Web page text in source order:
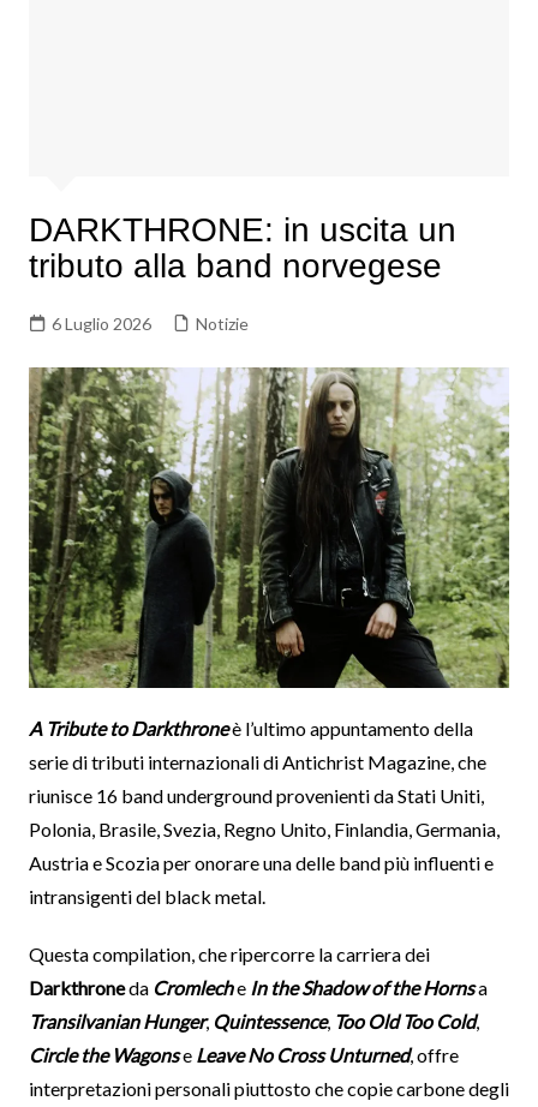
DARKTHRONE: in uscita un
tributo alla band norvegese
6 Luglio 2026 Notizie
A Tribute to Darkthroneè l’ultimo appuntamento della
serie di tributi internazionali di Antichrist Magazine, che
riunisce 16 band underground provenienti da Stati Uniti,
Polonia, Brasile, Svezia, Regno Unito, Finlandia, Germania,
Austria e Scozia per onorare una delle band più influenti e
intransigenti del black metal.
Questa compilation, che ripercorre la carriera dei
Darkthroneda Cromleche In the Shadow of the Hornsa
Transilvanian Hunger,Quintessence, Too Old Too Cold,
Circle the Wagonse Leave No Cross Unturned, offre
interpretazioni personali piuttosto che copie carbone degli